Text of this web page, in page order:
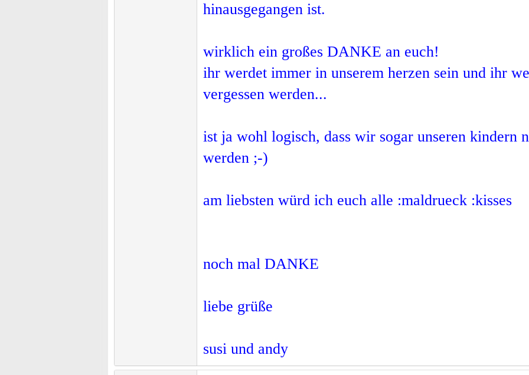
hinausgegangen ist.
wirklich ein großes DANKE an euch!
ihr werdet immer in unserem herzen sein und ihr
vergessen werden...
ist ja wohl logisch, dass wir sogar unseren kindern
werden ;-)
am liebsten würd ich euch alle :maldrueck :kisses
noch mal DANKE
liebe grüße
susi und andy